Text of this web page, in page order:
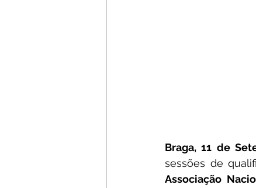
Braga, 11 de
sessões de
Associação